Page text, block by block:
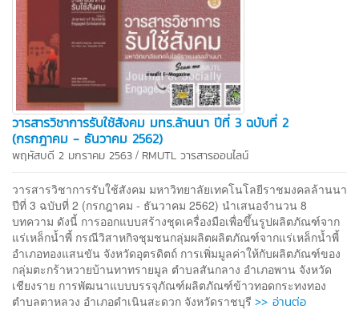
วารสารวิชาการรับใช้สังคม มทร.ล้านนา ปีที่ 3 ฉบับที่ 2
(กรกฎาคม - ธันวาคม 2562)
พฤหัสบดี 2 มกราคม 2563 / RMUTL วารสารออนไลน์
วารสารวิชาการรับใช้สังคม มหาวิทยาลัยเทคโนโลยีราชมงคลล้านนา
ปีที่ 3 ฉบับที่ 2 (กรกฎาคม - ธันวาคม 2562) นำเสนอจำนวน 8
บทความ ดังนี้ การออกแบบสร้างชุดเครื่องมือเพื่อขึ้นรูปผลิตภัณฑ์จาก
แร่เหล็กน้ำพี้ กรณีวิสาหกิจชุมชนกลุ่มผลิตผลิตภัณฑ์จากแร่เหล็กน้ำพี้
อำเภอทองแสนขัน จังหวัดอุตรดิตถ์ การเพิ่มมูลค่าให้กับผลิตภัณฑ์ของ
กลุ่มตะกร้าหวายบ้านทาทรายมูล ตำบลสันกลาง อำเภอพาน จังหวัด
เชียงราย การพัฒนาแบบบรรจุภัณฑ์ผลิตภัณฑ์ข้าวทอดกระทงทอง
ตำบลตาหลวง อำเภอดำเนินสะดวก จังหวัดราชบุรี >> อ่านต่อ